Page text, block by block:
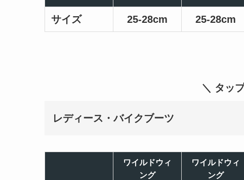
サイズ 25-28cm 25-28cm
＼ タッ
レディース・バイクブーツ
ワイルドウィ
ング
ワイルドウィ
ング